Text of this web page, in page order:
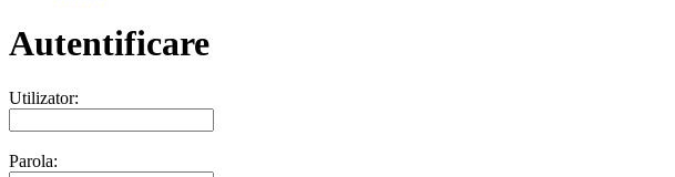
Autentificare
Utilizator:
Parola: